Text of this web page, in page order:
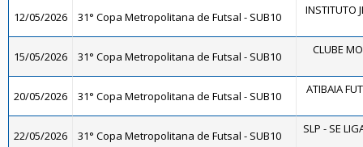
12/05/2026 31° Copa Metropolitana de Futsal - SUB10 INSTITUTO
15/05/2026 31° Copa Metropolitana de Futsal - SUB10 CLUBE
20/05/2026 31° Copa Metropolitana de Futsal - SUB10 ATIBAIA
22/05/2026 31° Copa Metropolitana de Futsal - SUB10 SLP - SE